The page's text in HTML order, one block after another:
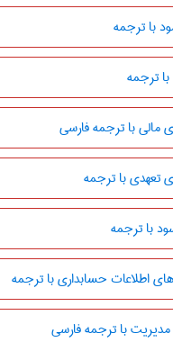
با ترجمه
ترجمه
مالی با ترجمه فارسی
تعهدی با ترجمه
با ترجمه
اطلاعات حسابداری با ترجمه
با ترجمه فارسی